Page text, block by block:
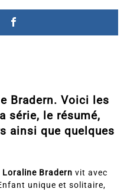
Bradern. Voici les
série, le résumé,
ainsi que quelques
Loraline Bradern vit avec
unique et solitaire,